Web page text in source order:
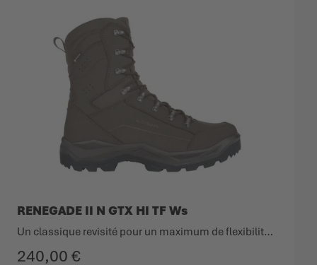
240,00 €
RENEGADE II N GTX HI TF Ws
Un classique revisité pour un maximum de flexibilité et de confort.